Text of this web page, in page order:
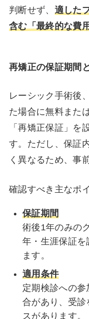
判断せず、 適した
含む「最終的な費
再矯正の保証期間
レーシック手術後
た場合に無料また
「再矯正保証」を
す。ただし、保証
く異なるため、事
確認すべき主なポ
保証期間
術後1年のみの
年・生涯保証を
ます。
適用条件
定期検診への
合があり、受
スがあります。